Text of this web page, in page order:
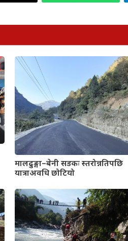
मालढुङ्गा–बेनी सडकः स्तरोन्नतिपछि
यात्राअवधि छोटियो